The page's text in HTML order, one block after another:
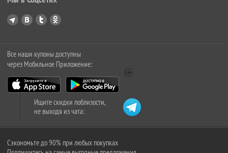
Все наши купоны доступны
через Мобильное Приложение:
Ищите скидки поблизости,
не выходя из чата:
Сэкономьте до 90% при любых покупках